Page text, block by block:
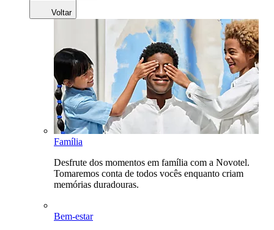
Voltar
Família
Desfrute dos momentos em família com a Novotel.
Tomaremos conta de todos vocês enquanto criam
memórias duradouras.
Bem-estar